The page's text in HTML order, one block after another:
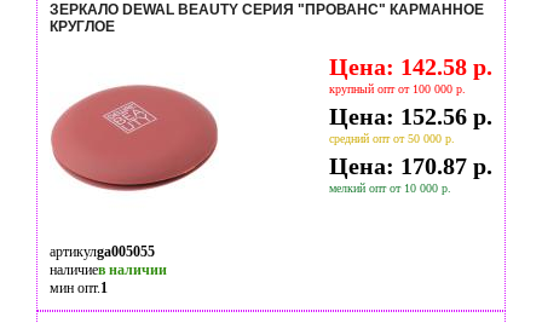
ЗЕРКАЛО DEWAL BEAUTY СЕРИЯ "ПРОВАНС" КАРМАННОЕ
КРУГЛОЕ
Цена: 142.58 р.
крупный опт от 100 000 р.
Цена: 152.56 р.
средний опт от 50 000 р.
Цена: 170.87 р.
мелкий опт от 10 000 р.
артикулga005055
наличиев наличии
мин опт.1